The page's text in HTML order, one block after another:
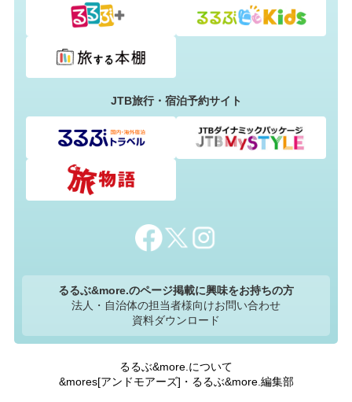
JTB旅行・宿泊予約サイト
るるぶ&more.のページ掲載に興味をお持ちの方
法人・自治体の担当者様向けお問い合わせ
資料ダウンロード
るるぶ&more.について
&mores[アンドモアーズ]・るるぶ&more.編集部